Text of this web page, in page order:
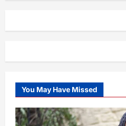
You May Have Missed